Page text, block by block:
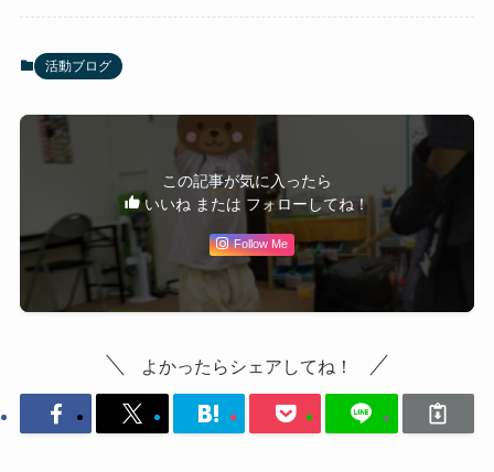
活動ブログ
この記事が気に入ったら
いいね または フォローしてね！
Follow Me
よかったらシェアしてね！